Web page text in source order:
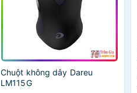
Chuột không dây Dareu
LM115G